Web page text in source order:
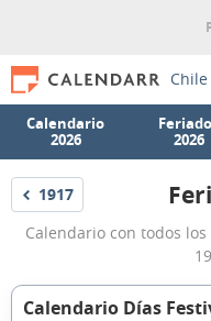
Chile
Calendario
2026
2026
Feriados
1917
Calendario con todos
Calendario Días